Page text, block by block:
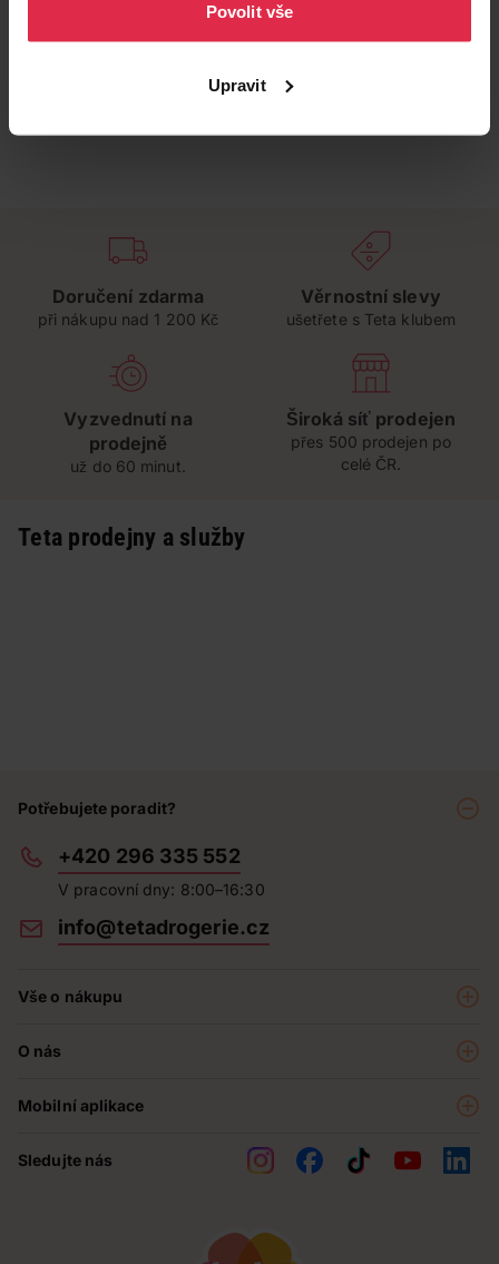
Povolit vše
Upravit
Doručení zdarma
při nákupu nad 1 200 Kč
Věrnostní slevy
ušetřete s Teta klubem
Vyzvednutí na
prodejně
už do 60 minut.
Široká síť prodejen
přes 500 prodejen po
celé ČR.
Teta prodejny a služby
Potřebujete poradit?
+420 296 335 552
V pracovní dny: 8:00–16:30
info@tetadrogerie.cz
Vše o nákupu
Prodejny
Obchodní podmínky
O nás
Teta pomáhá
Mobilní aplikace
Sledujte nás